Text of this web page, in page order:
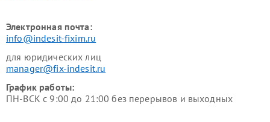
Электронная почта:
info@indesit-fixim.ru
для юридических лиц
manager@fix-indesit.ru
График работы:
ПН-ВСК с 9:00 до 21:00 без перерывов и выходных